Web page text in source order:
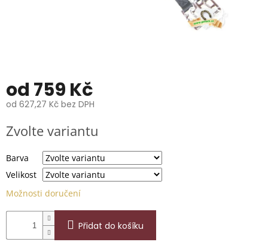
Značky
od 759 Kč
od 627,27 Kč bez DPH
cena:
Zvolte variantu
Barva
Velikost
Možnosti doručení
Přidat do košíku